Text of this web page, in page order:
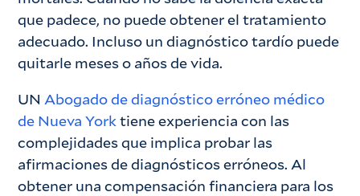
que padece, no puede obtener el tratamiento
adecuado. Incluso un diagnóstico tardío puede
quitarle meses o años de vida.
UNAbogado de diagnóstico erróneo médico
de Nueva Yorktiene experiencia con las
complejidades que implica probar las
afirmaciones de diagnósticos erróneos. Al
obtener una compensación financiera para los